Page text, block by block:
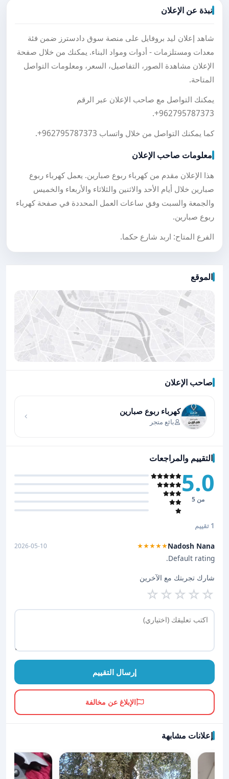
نبذة عن الإعلان
شاهد إعلان ليد بروفايل على منصة سوق دادسترز ضمن فئة
معدات ومستلزمات - أدوات ومواد البناء. يمكنك من خلال صفحة
الإعلان مشاهدة الصور، التفاصيل، السعر، ومعلومات التواصل
المتاحة.
يمكنك التواصل مع صاحب الإعلان عبر الرقم
+962795787373
.
كما يمكنك التواصل من خلال واتساب +962795787373
.
معلومات صاحب الإعلان
هذا الإعلان مقدم من كهرباء ربوع صبارين. يعمل كهرباء ربوع
صبارين خلال أيام الأحد والاثنين والثلاثاء والأربعاء والخميس
والجمعة والسبت وفق ساعات العمل المحددة في صفحة كهرباء
ربوع صبارين.
الفرع المتاح: اربد شارع حكما.
الموقع
صاحب الإعلان
كهرباء ربوع صبارين
بائع متجر
التقييم والمراجعات
5.0
من 5
1 تقييم
Nadosh Nana
★★★★★
2026-05-10
Default rating.
شارك تجربتك مع الآخرين
☆
☆
☆
☆
☆
إرسال التقييم
الإبلاغ عن مخالفة
إعلانات مشابهة